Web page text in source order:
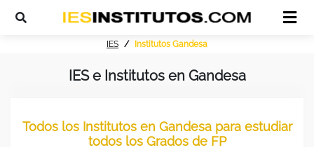
IES Institutos Gandesa
IES e Institutos en Gandesa
Todos los Institutos en Gandesa para estudiar
todos los Grados de FP